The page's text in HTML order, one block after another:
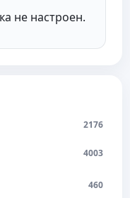
2176
4003
460
не настроен.